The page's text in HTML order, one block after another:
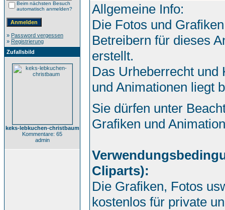
Beim nächsten Besuch
automatisch anmelden?
» Password vergessen
» Registrierung
Zufallsbild
keks-lebkuchen-christbaum
Kommentare: 65
admin
Allgemeine Info:
Die Fotos und
Betreibern für dieses
erstellt.
Das Urheberrecht und
und Animationen liegt
Sie dürfen unter
Grafiken und
Cliparts):
Die Grafiken, Fotos
kostenlos für private